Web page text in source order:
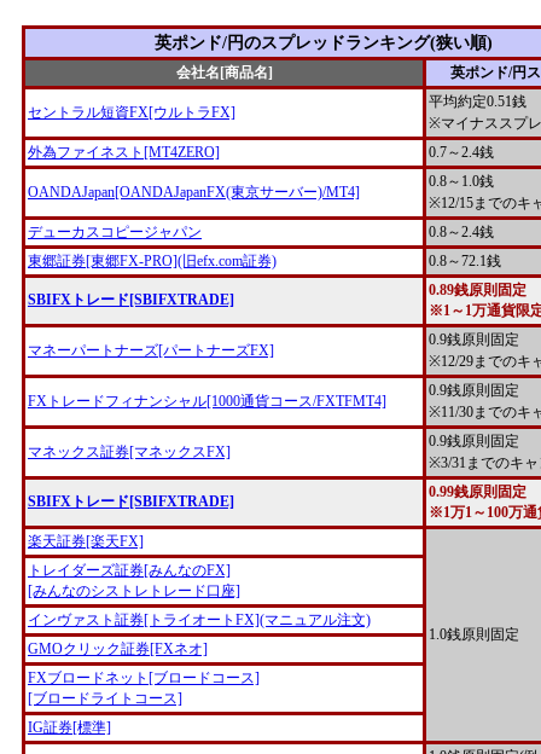
英ポンド/円のスプレッドランキング(狭い順)
会社名[商品名] 英ポンド/円
セントラル短資FX[ウルトラFX]
平均約定0.51銭
※マイナススプ
外為ファイネスト[MT4ZERO]
0.7～2.4銭
OANDAJapan[OANDAJapanFX(東京サーバー)/MT4]
0.8～1.0銭
※12/15までのキ
デューカスコピージャパン
0.8～2.4銭
東郷証券[東郷FX-PRO](旧efx.com証券)
0.8～72.1銭
SBIFXトレード[SBIFXTRADE]
0.89銭原則固定
※1～1万通貨限
マネーパートナーズ[パートナーズFX]
0.9銭原則固定
※12/29までのキ
FXトレードフィナンシャル[1000通貨コース/FXTFMT4]
0.9銭原則固定
※11/30までのキ
マネックス証券[マネックスFX]
0.9銭原則固定
※3/31までのキ
SBIFXトレード[SBIFXTRADE]
0.99銭原則固定
※1万1～100万通
楽天証券[楽天FX]
1.0銭原則固定
トレイダーズ証券[みんなのFX]
[みんなのシストレトレード口座]
インヴァスト証券[トライオートFX](マニュアル注文)
GMOクリック証券[FXネオ]
FXブロードネット[ブロードコース]
[ブロードライトコース]
IG証券[標準]